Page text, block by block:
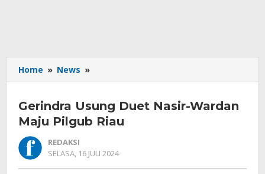
Home » News »
Usung
Nasir-
Wardan
Riau
Gerindra Usung Duet Nasir-Wardan
Maju Pilgub Riau
REDAKSI
SELASA, 16 JULI 2024